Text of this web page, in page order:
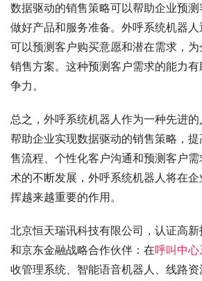
数据驱动的销售策略可以帮助企业预
做好产品和服务准备。外呼系统机器人
可以预测客户购买意愿和潜在需求，
销售方案。这种预测客户需求的能力
争力。
总之，外呼系统机器人作为一种先进
帮助企业实现数据驱动的销售策略，
售流程、个性化客户沟通和预测客户
术的不断发展，外呼系统机器人将在
挥越来越重要的作用。
北京恒天瑞讯科技有限公司，认证高
和京东金融战略合作伙伴：在呼叫中心
收管理系统、智能语音机器人、线路